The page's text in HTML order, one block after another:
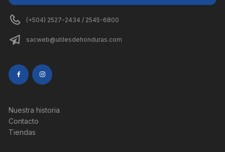
(+504) 2527-2434 / 2545-6800
sacweb@utilesdehonduras.com
Nuestra historia
Contacto
Tiendas